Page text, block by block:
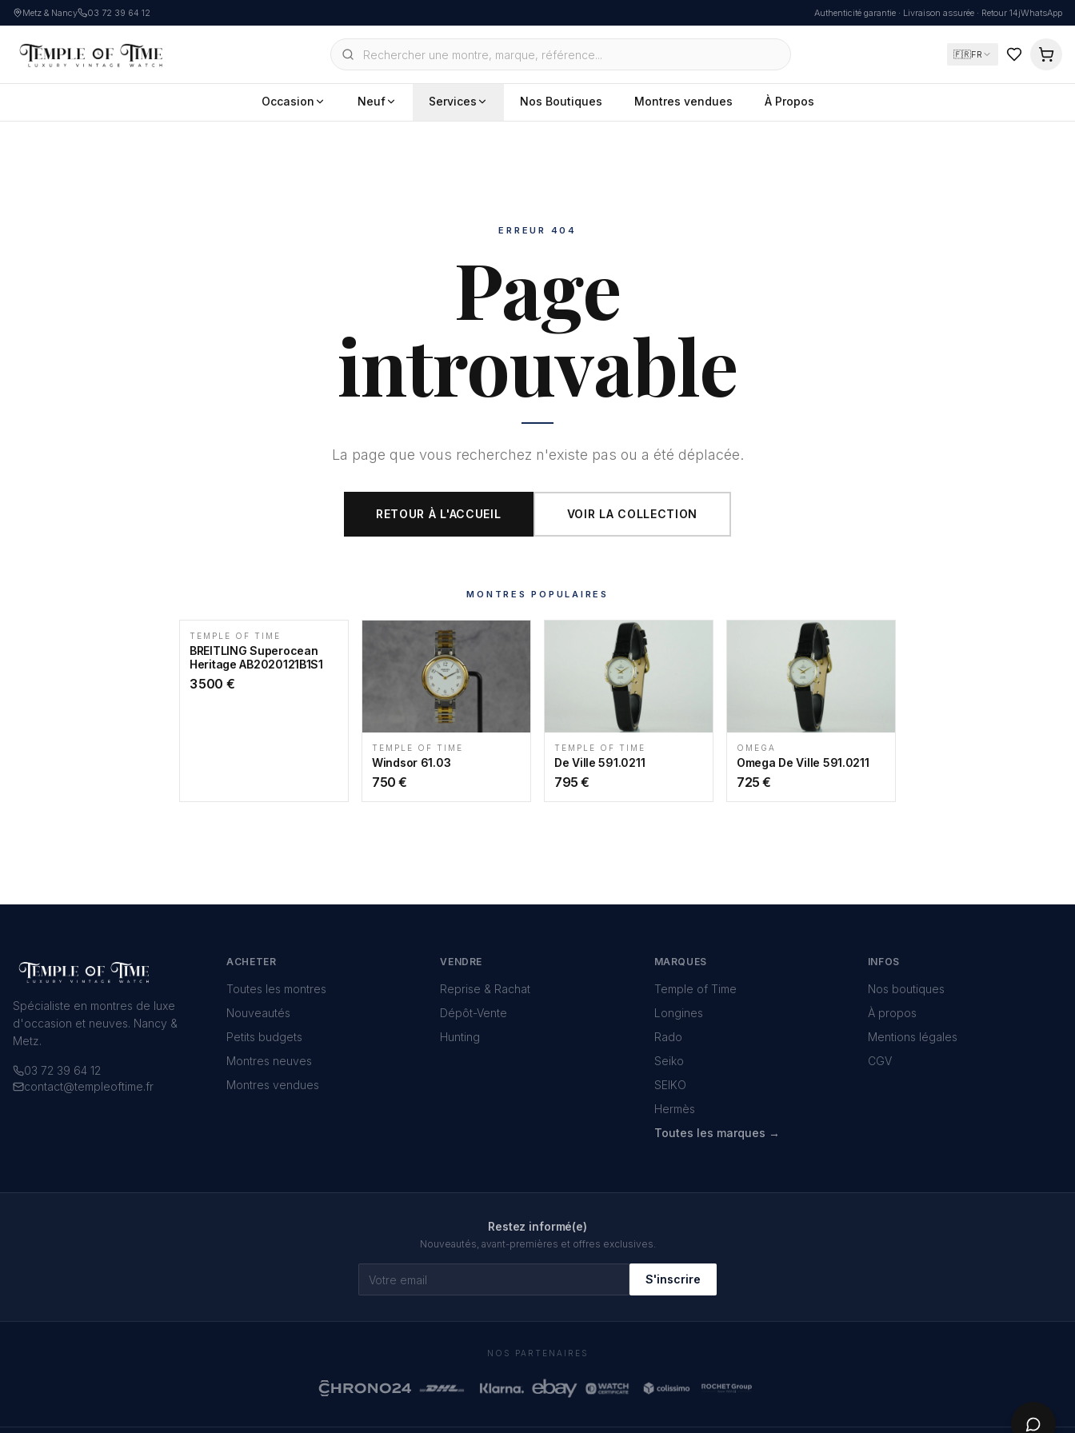
Metz & Nancy 03 72 39 64 12 Authenticité garantie · Livraison assurée · Retour 14jWhatsApp
🇫🇷FR
Occasion Neuf Services Nos Boutiques Montres vendues À Propos
ERREUR 404
Page
introuvable
La page que vous recherchez n'existe pas ou a été déplacée.
RETOUR À L'ACCUEIL VOIR LA COLLECTION
MONTRES POPULAIRES
TEMPLE OF TIME
BREITLING Superocean
Heritage AB2020121B1S1
3 500 €
TEMPLE OF TIME
Windsor 61.03
750 €
TEMPLE OF TIME
De Ville 591.0211
795 €
OMEGA
Omega De Ville 591.0211
725 €
Spécialiste en montres de luxe
d'occasion et neuves. Nancy &
Metz.
03 72 39 64 12
contact@templeoftime.fr
ACHETER
Toutes les montres
Nouveautés
Petits budgets
Montres neuves
Montres vendues
VENDRE
Reprise & Rachat
Dépôt-Vente
Hunting
MARQUES
Temple of Time
Longines
Rado
Seiko
SEIKO
Hermès
Toutes les marques →
INFOS
Nos boutiques
À propos
Mentions légales
CGV
Restez informé(e)
Nouveautés, avant-premières et offres exclusives.
S'inscrire
NOS PARTENAIRES